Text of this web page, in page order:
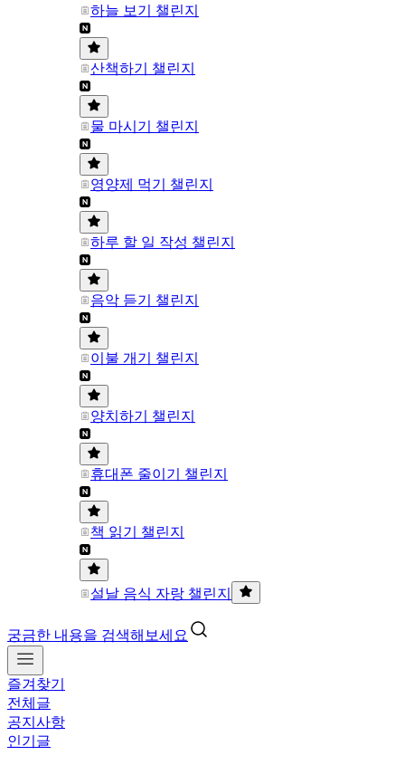
하늘 보기 챌린지
산책하기 챌린지
물 마시기 챌린지
영양제 먹기 챌린지
하루 할 일 작성 챌린지
음악 듣기 챌린지
이불 개기 챌린지
양치하기 챌린지
휴대폰 줄이기 챌린지
책 읽기 챌린지
설날 음식 자랑 챌린지
궁금한 내용을 검색해보세요
즐겨찾기
전체글
공지사항
인기글